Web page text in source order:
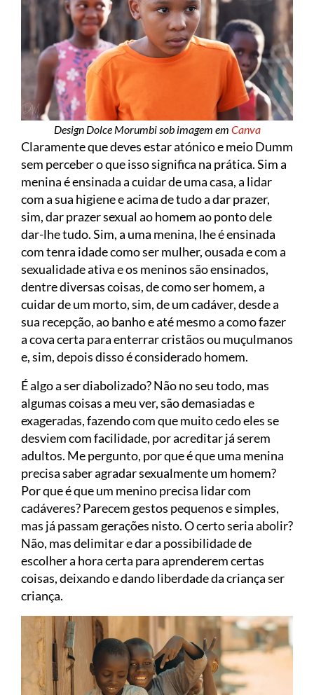
Design Dolce Morumbi sob imagem em Canva
Claramente que deves estar atónico e meio Dumm
sem perceber o que isso significa na prática. Sim a
menina é ensinada a cuidar de uma casa, a lidar
com a sua higiene e acima de tudo a dar prazer,
sim, dar prazer sexual ao homem ao ponto dele
dar-lhe tudo. Sim, a uma menina, lhe é ensinada
com tenra idade como ser mulher, ousada e com a
sexualidade ativa e os meninos são ensinados,
dentre diversas coisas, de como ser homem, a
cuidar de um morto, sim, de um cadáver, desde a
sua recepção, ao banho e até mesmo a como fazer
a cova certa para enterrar cristãos ou muçulmanos
e, sim, depois disso é considerado homem.
É algo a ser diabolizado? Não no seu todo, mas
algumas coisas a meu ver, são demasiadas e
exageradas, fazendo com que muito cedo eles se
desviem com facilidade, por acreditar já serem
adultos. Me pergunto, por que é que uma menina
precisa saber agradar sexualmente um homem?
Por que é que um menino precisa lidar com
cadáveres? Parecem gestos pequenos e simples,
mas já passam gerações nisto. O certo seria abolir?
Não, mas delimitar e dar a possibilidade de
escolher a hora certa para aprenderem certas
coisas, deixando e dando liberdade da criança ser
criança.